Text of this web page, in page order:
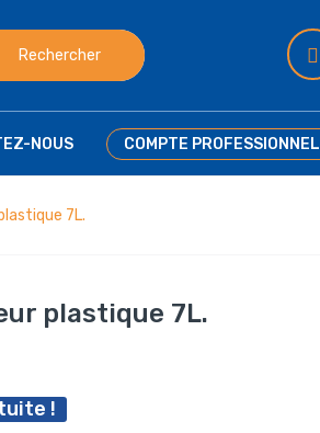
Rechercher
NOUS COMPTE PROFESSIONNEL
7L.
plastique 7L.
!